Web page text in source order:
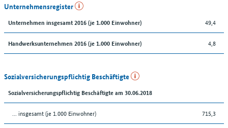
Unternehmensregister
Unternehmen insgesamt 2016 (je 1.000 Einwohner) 49,4
Handwerksunternehmen 2016 (je 1.000 Einwohner) 4,8
Sozialversicherungspflichtig Beschäftigte
Sozialversicherungspflichtig Beschäftigte am 30.06.2018
... insgesamt (je 1.000 Einwohner) 715,3